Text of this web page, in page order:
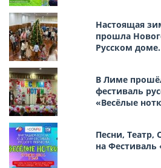
Настоящая
прошла
Русском доме.
В Лиме
фестиваль
«Весёлые
Песни, Театр,
на Фестиваль